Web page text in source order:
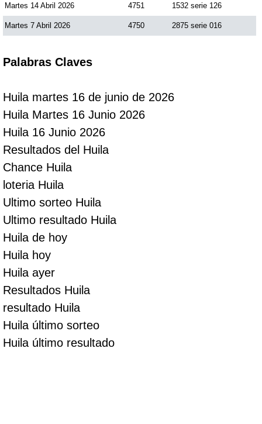
Martes 14 Abril 2026 4751 1532 serie 126
Martes 7 Abril 2026 4750 2875 serie 016
Palabras Claves
Huila martes 16 de junio de 2026
Huila Martes 16 Junio 2026
Huila 16 Junio 2026
Resultados del Huila
Chance Huila
loteria Huila
Ultimo sorteo Huila
Ultimo resultado Huila
Huila de hoy
Huila hoy
Huila ayer
Resultados Huila
resultado Huila
Huila último sorteo
Huila último resultado